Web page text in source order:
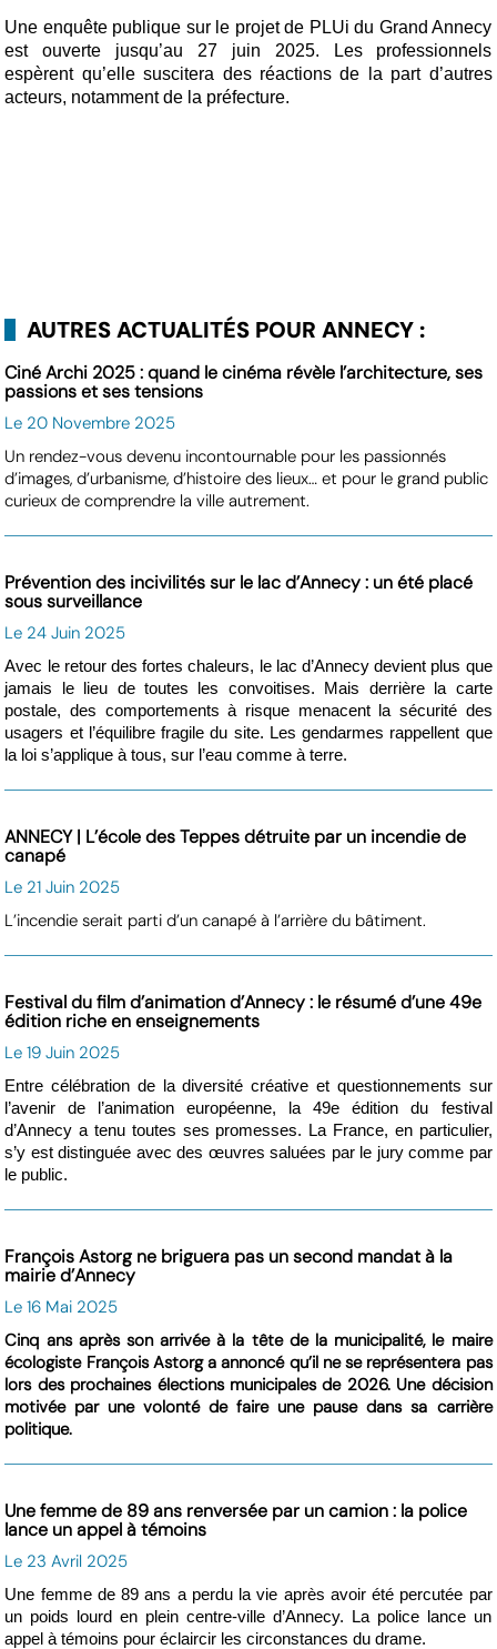
Une enquête publique sur le projet de PLUi du Grand Annecy
est ouverte jusqu’au 27 juin 2025. Les professionnels
espèrent qu’elle suscitera des réactions de la part d’autres
acteurs, notamment de la préfecture.
AUTRES ACTUALITÉS POUR ANNECY :
Ciné Archi 2025 : quand le cinéma révèle l’architecture, ses
passions et ses tensions
Le 20 Novembre 2025
Un rendez-vous devenu incontournable pour les passionnés
d’images, d’urbanisme, d’histoire des lieux… et pour le grand public
curieux de comprendre la ville autrement.
Prévention des incivilités sur le lac d’Annecy : un été placé
sous surveillance
Le 24 Juin 2025
Avec le retour des fortes chaleurs, le lac d’Annecy devient plus que
jamais le lieu de toutes les convoitises. Mais derrière la carte
postale, des comportements à risque menacent la sécurité des
usagers et l’équilibre fragile du site. Les gendarmes rappellent que
la loi s’applique à tous, sur l’eau comme à terre.
ANNECY | L’école des Teppes détruite par un incendie de
canapé
Le 21 Juin 2025
L’incendie serait parti d’un canapé à l’arrière du bâtiment.
Festival du film d’animation d’Annecy : le résumé d’une 49e
édition riche en enseignements
Le 19 Juin 2025
Entre célébration de la diversité créative et questionnements sur
l’avenir de l’animation européenne, la 49e édition du festival
d’Annecy a tenu toutes ses promesses. La France, en particulier,
s’y est distinguée avec des œuvres saluées par le jury comme par
le public.
François Astorg ne briguera pas un second mandat à la
mairie d’Annecy
Le 16 Mai 2025
Cinq ans après son arrivée à la tête de la municipalité, le maire
écologiste François Astorg a annoncé qu’il ne se représentera pas
lors des prochaines élections municipales de 2026. Une décision
motivée par une volonté de faire une pause dans sa carrière
politique.
Une femme de 89 ans renversée par un camion : la police
lance un appel à témoins
Le 23 Avril 2025
Une femme de 89 ans a perdu la vie après avoir été percutée par
un poids lourd en plein centre-ville d’Annecy. La police lance un
appel à témoins pour éclaircir les circonstances du drame.